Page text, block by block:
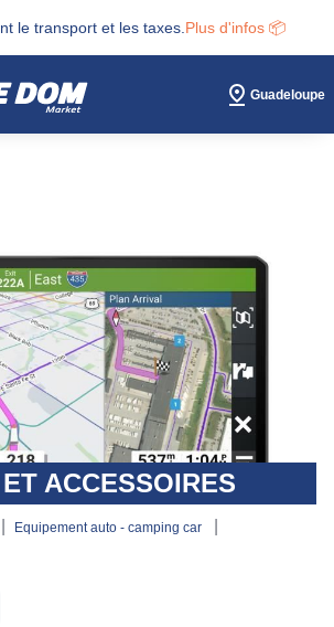
le transport et les taxes. Plus d'infos 📦
Guadeloupe
ACCESSOIRES
equipement auto - camping car